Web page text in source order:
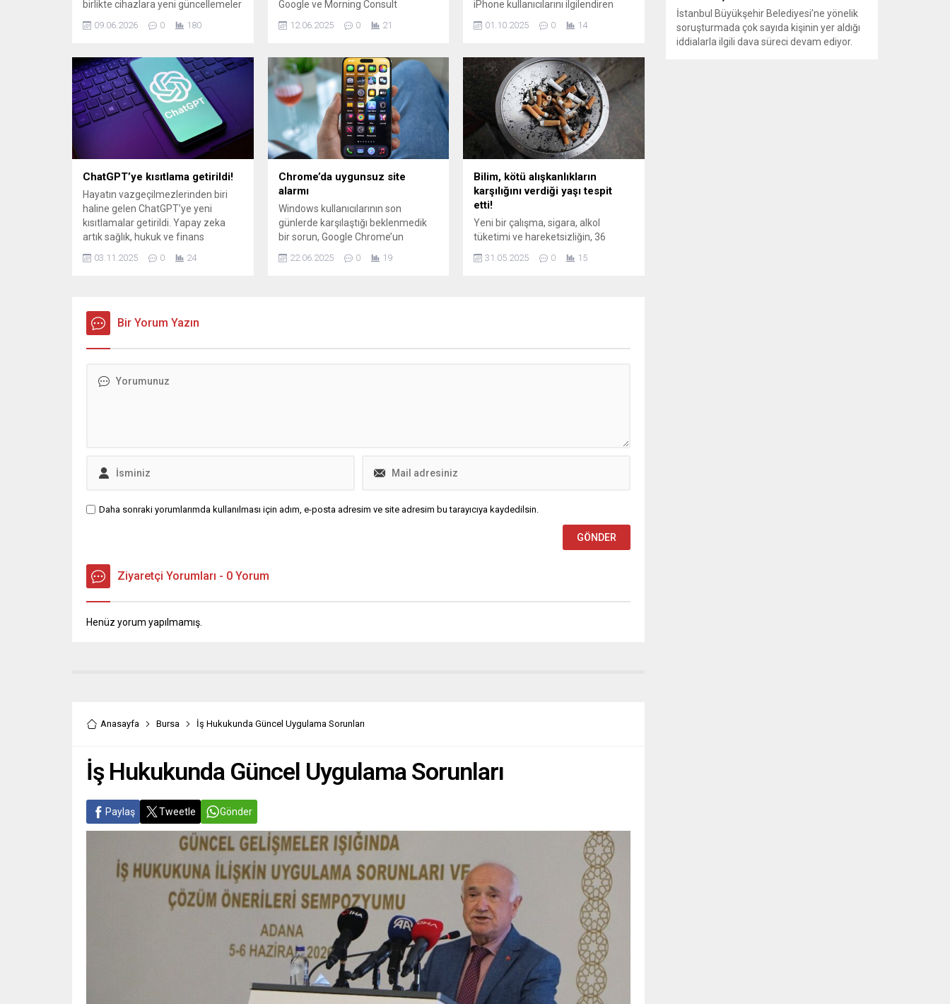
birlikte cihazlara yeni güncellemeler
cihazlarda uyumsuzluklara neden
popülerliğini koruyan bazı iPhone
modelleri de bu güncellemelerin
sonuçlarından ciddi şekilde
etkilenecek. 30 Kasım tarihinden
itibaren bazı iPhone modellerinde
popüler mesajlaşma uygulaması
WhatsApp artık çalışmayacak.
09.06.2026 0 180
Google ve Morning Consult
2024’te Amerikalı Gmail
kimlik avı amaçlı e-postalarla hedef
alındığını ve bu kişilerin üçte birinin
veri hırsızlığına uğradığını ortaya
koydu.
12.06.2025 0 21
iPhone kullanıcılarını ilgilendiren
01.10.2025 0 14
ChatGPT’ye kısıtlama getirildi!
Hayatın vazgeçilmezlerinden biri
haline gelen ChatGPT’ye yeni
kısıtlamalar getirildi. Yapay zeka
artık sağlık, hukuk ve finans
konularında tavsiye vermeyecek.
03.11.2025 0 24
Chrome’da uygunsuz site
alarmı
Windows kullanıcılarının son
günlerde karşılaştığı beklenmedik
bir sorun, Google Chrome’un
açılmasını engelliyor. Microsoft’un
çocukları dijital tehlikelerden
22.06.2025 0 19
Bilim, kötü alışkanlıkların
karşılığını verdiği yaşı tespit
etti!
Yeni bir çalışma, sigara, alkol
tüketimi ve hareketsizliğin, 36
yaşından itibaren sağlığa ciddi
zararlar vermeye başladığını ortaya
31.05.2025 0 15
Bir Yorum Yazın
Daha sonraki yorumlarımda kullanılması için adım, e-posta adresim ve site adresim bu tarayıcıya kaydedilsin.
Ziyaretçi Yorumları - 0 Yorum
Henüz yorum yapılmamış.
Anasayfa Bursa İş Hukukunda Güncel Uygulama Sorunları
İş Hukukunda Güncel Uygulama Sorunları
Paylaş Tweetle Gönder
İstanbul Büyükşehir Belediyesi’ne yönelik
soruşturmada çok sayıda kişinin yer aldığı
iddialarla ilgili dava süreci devam ediyor.